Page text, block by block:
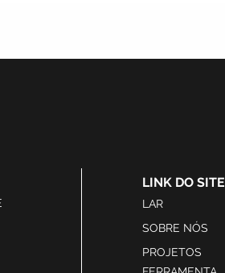
LINK DO SITE
LAR
SOBRE NÓS
PROJETOS